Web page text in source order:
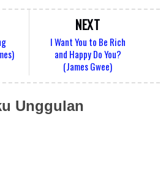
NEXT
I Want You to Be Rich
and Happy Do You?
(James Gwee)
Unggulan